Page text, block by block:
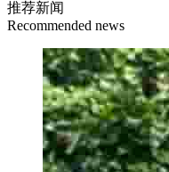
推荐新闻
Recommended news